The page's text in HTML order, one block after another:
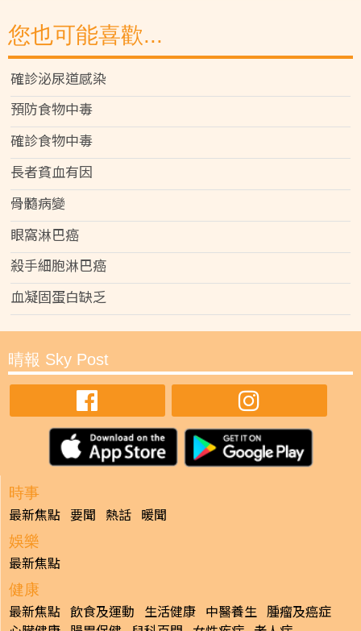
您也可能喜歡...
確診泌尿道感染
預防食物中毒
確診食物中毒
長者貧血有因
骨髓病變
眼窩淋巴癌
殺手細胞淋巴癌
血凝固蛋白缺乏
晴報 Sky Post
時事
最新焦點 要聞 熱話 暖聞
娛樂
最新焦點
健康
最新焦點 飲食及運動 生活健康 中醫養生 腫瘤及癌症